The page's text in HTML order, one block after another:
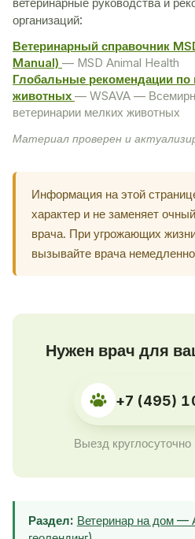
организаций:
Ветеринарный справочник
Manual) — MSD Animal Health
Глобальные рекомендации по
животных — WSAVA —
ветеринарии мелких животных
Материал проверен и
Информация на этой
характер и не заменяет
врача. При угрожающих
вызывайте врача
Нужен врач для
+7 (495)
Выезд
Раздел: Ветеринар на дом —